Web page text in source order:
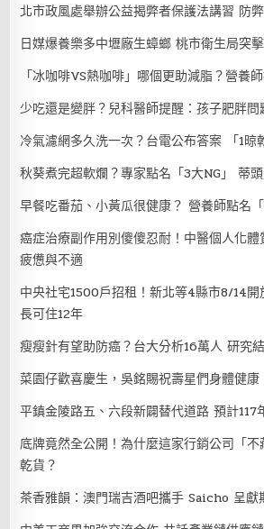
北市政風處舉辦公益揭弊者保護法講習 防
日媒爆養樂多中壢廠生蟑螂 桃市衛生局突
「冰咖啡VS熱咖啡」哪個更助減脂？營養
少吃還是變胖？兒科醫師提醒：孩子肥胖
冷氣濾網多久洗一次？台電公布答案 「1晾
秋葵煮完超軟爛？專家點名「3大NG」 蒂
早餐吃番茄、小黃瓜很健康？ 營養師點名
癌症治療副作用別傻傻忍耐！中醫個人化
疲憊與不適
中央社宅1500戶招租！新北等4縣市8/14
長可住12年
瘦瘦針有望助防癌？台大分析16萬人 研究
菜園仔歡喜慶生，吳銘賜祝壽星們身體健康
平鎮金陵路五、六段新闢替代道路 預計117
底牌竟然全公開！為什麼這家行銷公司「
乾貨？
茶香雅韻：澳門瑞吉酒吧攜手 Saicho 呈獻